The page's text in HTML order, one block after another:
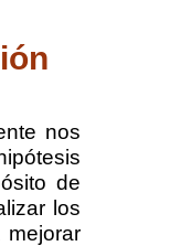
nos
de
los